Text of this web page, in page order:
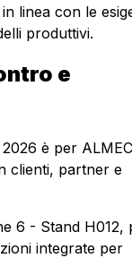
linea con le
produttivi.
e
è per
clienti, partner e
6 - Stand H012,
integrate per